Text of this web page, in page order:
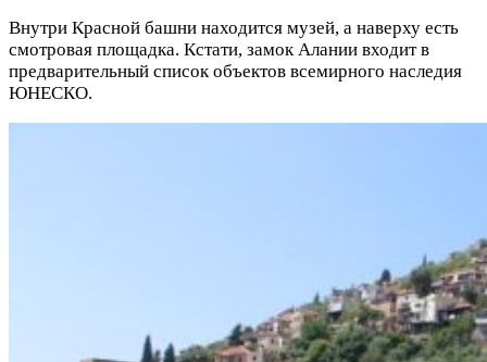
Внутри Красной башни находится музей, а наверху есть
смотровая площадка. Кстати, замок Алании входит в
предварительный список объектов всемирного наследия
ЮНЕСКО.